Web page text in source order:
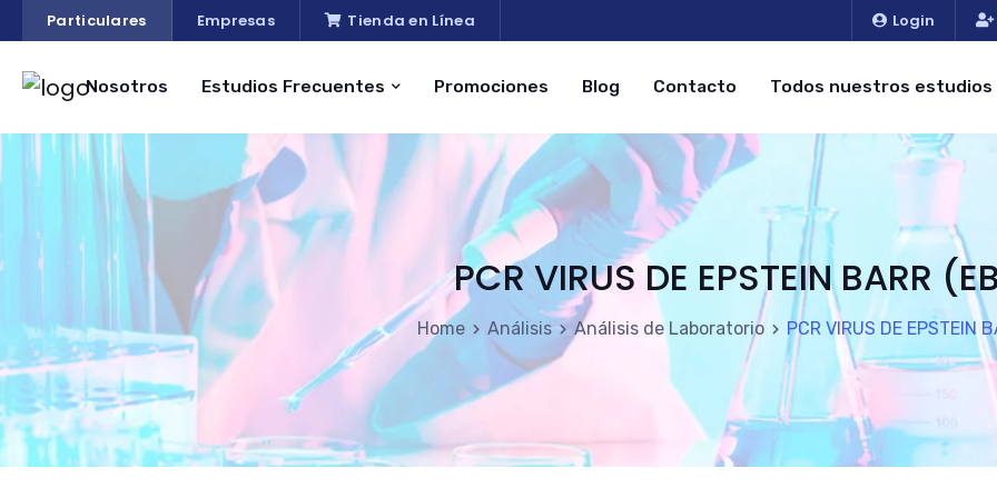
Particulares Empresas Tienda en Línea Login
Nosotros Estudios Frecuentes Promociones Blog Contacto Todos nuestros estudios
PCR VIRUS DE EPSTEIN BARR
Home Análisis Análisis de Laboratorio PCR VIRUS DE EPSTEIN